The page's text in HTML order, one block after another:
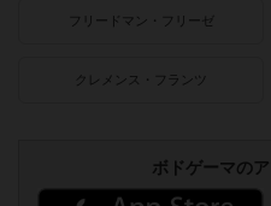
フリードマン・フリーゼ
クレメンス・フランツ
ボドゲーマの